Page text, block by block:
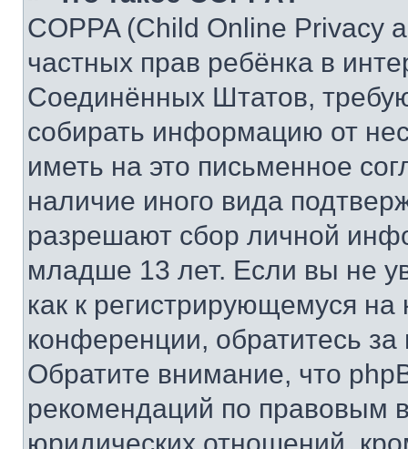
COPPA (Child Online Privacy
частных прав ребёнка в
Соединённых Штатов,
собирать информацию от
иметь на это письменное
наличие иного вида
разрешают сбор личной
младше 13 лет. Если вы не
как к регистрирующемуся
конференции, обратитесь
Обратите внимание, что
рекомендаций по правовым